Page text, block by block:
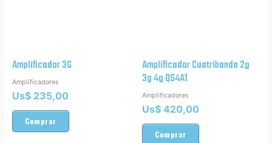
Amplificador 3G
Amplificadores
Us$235,00
Comprar
Amplificador Cuatribanda 2g
3g 4g QS4A1
Amplificadores
Us$ 420,00
Comprar